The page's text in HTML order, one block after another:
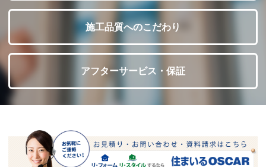
施工品質へのこだわり
アフターサービス・保証